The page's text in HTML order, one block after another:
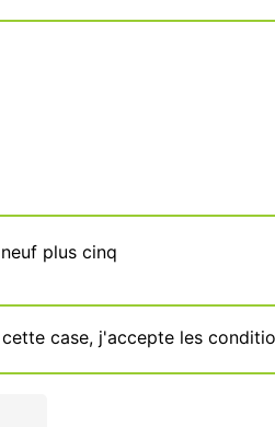
plus cinq
case, j'accepte les